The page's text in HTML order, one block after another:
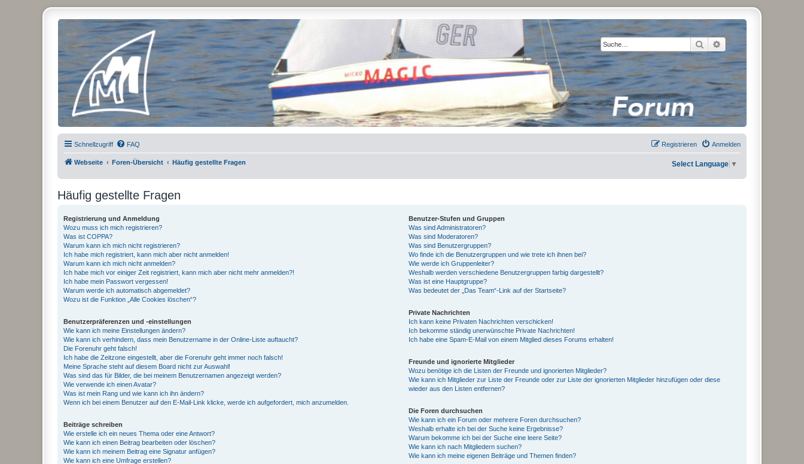
Suche Erweiterte Suche
Micro Magic Forum Deutschland
Schnellzugriff FAQ Anmelden
Registrieren
Webseite Foren-Übersicht Häufig gestellte Fragen Select Language ▼
Häufig gestellte Fragen
Registrierung und Anmeldung
Wozu muss ich mich registrieren?
Was ist COPPA?
Warum kann ich mich nicht registrieren?
Ich habe mich registriert, kann mich aber nicht anmelden!
Warum kann ich mich nicht anmelden?
Ich habe mich vor einiger Zeit registriert, kann mich aber nicht mehr anmelden?!
Ich habe mein Passwort vergessen!
Warum werde ich automatisch abgemeldet?
Wozu ist die Funktion „Alle Cookies löschen“?
Benutzerpräferenzen und -einstellungen
Wie kann ich meine Einstellungen ändern?
Wie kann ich verhindern, dass mein Benutzername in der Online-Liste auftaucht?
Die Forenuhr geht falsch!
Ich habe die Zeitzone eingestellt, aber die Forenuhr geht immer noch falsch!
Meine Sprache steht auf diesem Board nicht zur Auswahl!
Was sind das für Bilder, die bei meinem Benutzernamen angezeigt werden?
Wie verwende ich einen Avatar?
Was ist mein Rang und wie kann ich ihn ändern?
Wenn ich bei einem Benutzer auf den E-Mail-Link klicke, werde ich aufgefordert, mich anzumelden.
Beiträge schreiben
Wie erstelle ich ein neues Thema oder eine Antwort?
Wie kann ich einen Beitrag bearbeiten oder löschen?
Wie kann ich meinem Beitrag eine Signatur anfügen?
Wie kann ich eine Umfrage erstellen?
Benutzer-Stufen und Gruppen
Was sind Administratoren?
Was sind Moderatoren?
Was sind Benutzergruppen?
Wo finde ich die Benutzergruppen und wie trete ich ihnen bei?
Wie werde ich Gruppenleiter?
Weshalb werden verschiedene Benutzergruppen farbig dargestellt?
Was ist eine Hauptgruppe?
Was bedeutet der „Das Team“-Link auf der Startseite?
Private Nachrichten
Ich kann keine Privaten Nachrichten verschicken!
Ich bekomme ständig unerwünschte Private Nachrichten!
Ich habe eine Spam-E-Mail von einem Mitglied dieses Forums erhalten!
Freunde und ignorierte Mitglieder
Wozu benötige ich die Listen der Freunde und ignorierten Mitglieder?
Wie kann ich Mitglieder zur Liste der Freunde oder zur Liste der ignorierten Mitglieder hinzufügen oder diese
wieder aus den Listen entfernen?
Die Foren durchsuchen
Wie kann ich ein Forum oder mehrere Foren durchsuchen?
Weshalb erhalte ich bei der Suche keine Ergebnisse?
Warum bekomme ich bei der Suche eine leere Seite?
Wie kann ich nach Mitgliedern suchen?
Wie kann ich meine eigenen Beiträge und Themen finden?